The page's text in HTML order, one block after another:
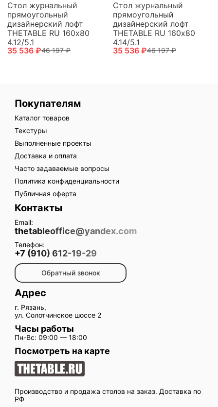
Стол журнальный
прямоугольный
дизайнерский лофт
THETABLE RU 160х80
4.12/5.1
35 536 ₽46 197 ₽
Стол журнальный
прямоугольный
дизайнерский лофт
THETABLE RU 160х80
4.14/5.1
35 536 ₽46 197 ₽
Производство и продажа столов на заказ. Доставка по
РФ
Покупателям
Каталог товаров
Текстуры
Выполненные проекты
Доставка и оплата
Часто задаваемые вопросы
Политика конфиденциальности
Публичная оферта
Контакты
Email:
thetableoffice@yandex.com
Телефон:
+7 (910) 612-19-29
Обратный звонок
Адрес
г. Рязань,
ул. Солотчинское шоссе 2
Часы работы
Пн-Вс: 09:00 — 18:00
Посмотреть на карте